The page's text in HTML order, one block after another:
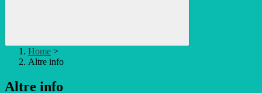
Home >
Altre info
Altre info